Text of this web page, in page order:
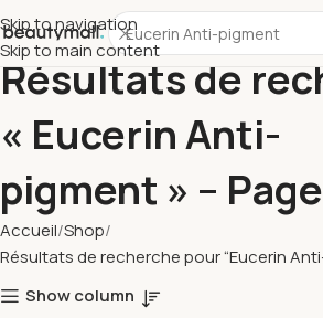
Skip to navigation
Skip to main content
Résultats de
« Eucerin Anti-
pigment » –
Accueil Shop
Résultats de recherche pour “Eucerin
Show column